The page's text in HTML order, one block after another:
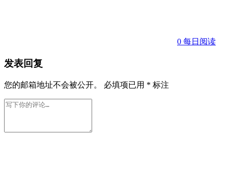
0 每日阅读
发表回复
您的邮箱地址不会被公开。 必填项已用 * 标注